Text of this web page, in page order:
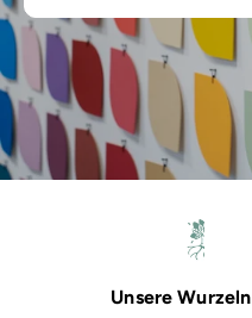
Unsere Wurzeln